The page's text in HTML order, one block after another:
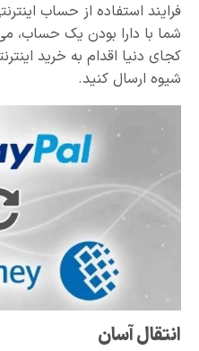
فرایند استفاده از حساب
شما با دارا بودن یک حساب،
کجای دنیا اقدام به خرید
شیوه ارسال کنید.
انتقال آسان